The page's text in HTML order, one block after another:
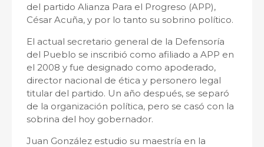
del partido Alianza Para el Progreso (APP),
César Acuña, y por lo tanto su sobrino político.
El actual secretario general de la Defensoría
del Pueblo se inscribió como afiliado a APP en
el 2008 y fue designado como apoderado,
director nacional de ética y personero legal
titular del partido. Un año después, se separó
de la organización política, pero se casó con la
sobrina del hoy gobernador.
Juan González estudio su maestría en la